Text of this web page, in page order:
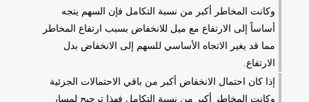
وكانت المخاطر أكبر من نسبة التكامل فإن السهم يتجه
أساساً إلى الارتفاع مع ميل للانخفاض بسبب ارتفاع المخاطر
مما قد يغير الاتجاه الأساسي للسهم إلى الانخفاض بدل
الارتفاع.
إذا كان احتمال الانخفاض أكبر من باقي الاحتمالات الجزئية
وكانت المخاطر أكبر من نسبة التكامل فهذا ترجيح لمسار